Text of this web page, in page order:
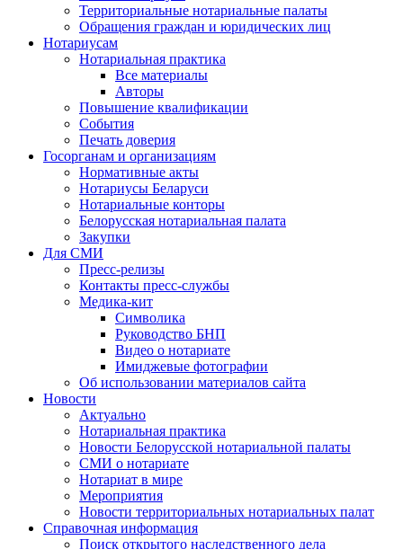
Территориальные нотариальные палаты
Обращения граждан и юридических лиц
Нотариусам
Нотариальная практика
Все материалы
Авторы
Повышение квалификации
События
Печать доверия
Госорганам и организациям
Нормативные акты
Нотариусы Беларуси
Нотариальные конторы
Белорусская нотариальная палата
Закупки
Для СМИ
Пресс-релизы
Контакты пресс-службы
Медика-кит
Символика
Руководство БНП
Видео о нотариате
Имиджевые фотографии
Об использовании материалов сайта
Новости
Актуально
Нотариальная практика
Новости Белорусской нотариальной палаты
СМИ о нотариате
Нотариат в мире
Мероприятия
Новости территориальных нотариальных палат
Справочная информация
Поиск открытого наследственного дела